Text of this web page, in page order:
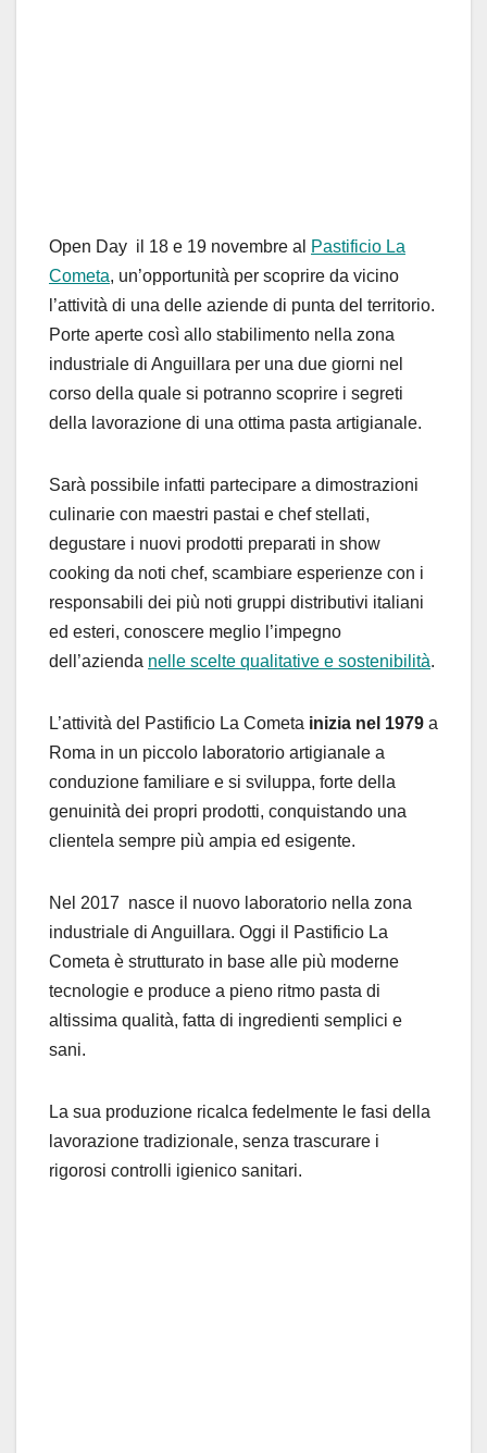
Open Day il 18 e 19 novembre al
Pastificio La
Cometa, un’opportunità per scoprire da vicino
l’attività di una delle aziende di punta del territorio.
Porte aperte così allo stabilimento nella zona
industriale di Anguillara per una due giorni nel
corso della quale si potranno scoprire i segreti
della lavorazione di una ottima pasta artigianale.
Sarà possibile infatti partecipare a dimostrazioni
culinarie con maestri pastai e chef stellati,
degustare i nuovi prodotti preparati in show
cooking da noti chef, scambiare esperienze con i
responsabili dei più noti gruppi distributivi italiani
ed esteri, conoscere meglio l’impegno
dell’azienda nelle scelte qualitative e sostenibilità.
L’attività del Pastificio La Cometa inizia nel 1979 a
Roma in un piccolo laboratorio artigianale a
conduzione familiare e si sviluppa, forte della
genuinità dei propri prodotti, conquistando una
clientela sempre più ampia ed esigente.
Nel 2017 nasce il nuovo laboratorio nella zona
industriale di Anguillara. Oggi il Pastificio La
Cometa è strutturato in base alle più moderne
tecnologie e produce a pieno ritmo pasta di
altissima qualità, fatta di ingredienti semplici e
sani.
La sua produzione ricalca fedelmente le fasi della
lavorazione tradizionale, senza trascurare i
rigorosi controlli igienico sanitari.